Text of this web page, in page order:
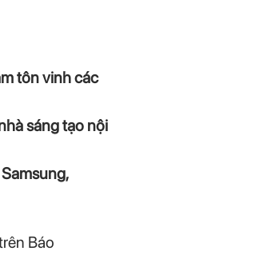
tôn vinh các
sáng tạo nội
Báo